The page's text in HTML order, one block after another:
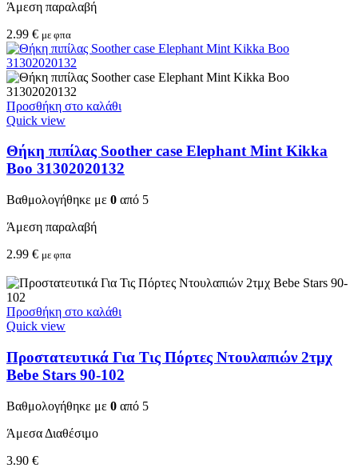
Άμεση παραλαβή
2.99 € με φπα
Προσθήκη στο καλάθι
Quick view
Θήκη πιπίλας Soother case Elephant Mint Kikka
Boo 31302020132
Βαθμολογήθηκε με 0 από 5
Άμεση παραλαβή
2.99 € με φπα
Προσθήκη στο καλάθι
Quick view
Προστατευτικά Για Τις Πόρτες Ντουλαπιών 2τμχ
Bebe Stars 90-102
Βαθμολογήθηκε με 0 από 5
Άμεσα Διαθέσιμο
3.90 €